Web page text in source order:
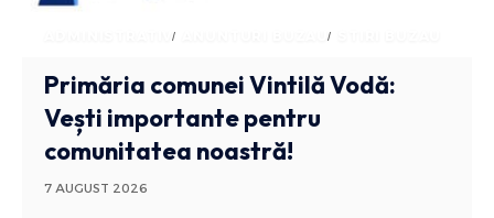
ADMINISTRATIV ANUNTURI BUZAU
Primăria comunei Vintilă Vodă:
Vești importante pentru
comunitatea noastră!
7 AUGUST 2026